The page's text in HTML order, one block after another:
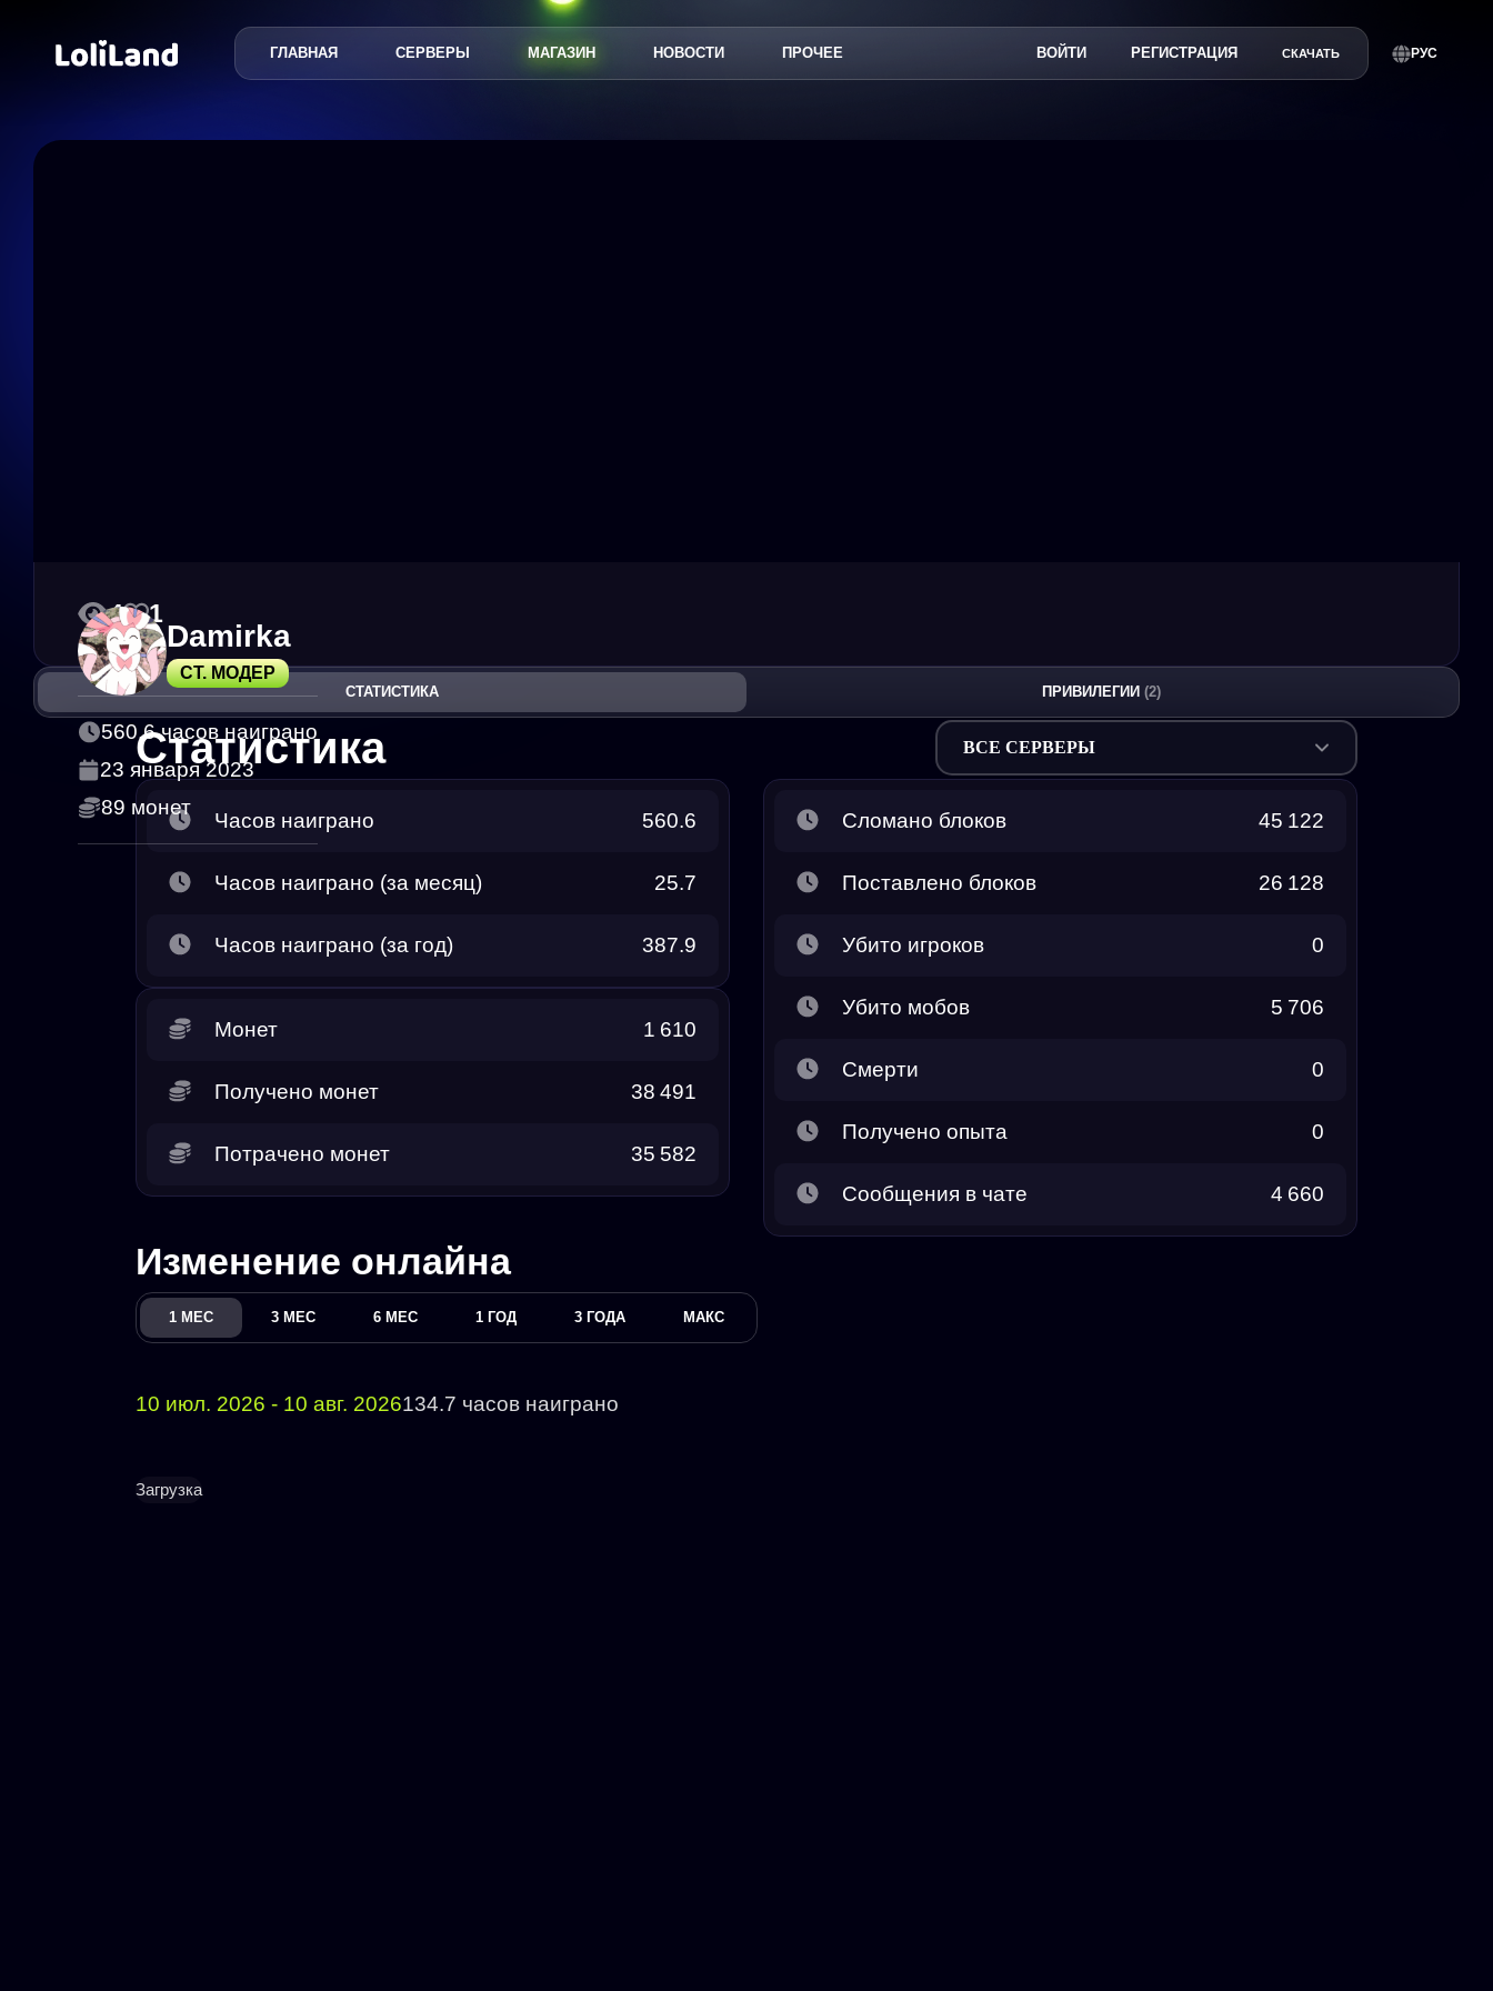
ГЛАВНАЯ СЕРВЕРЫ МАГАЗИН НОВОСТИ ПРОЧЕЕ ВОЙТИ РЕГИСТРАЦИЯ СКАЧАТЬ РУС
СТ. МОДЕР
Damirka
560.6 часов наиграно
23 января 2023
89 монет
4 1
СТАТИСТИКА ПРИВИЛЕГИИ (2)
Статистика ВСЕ СЕРВЕРЫ
Часов наиграно 560.6
Часов наиграно (за месяц) 25.7
Часов наиграно (за год) 387.9
Монет 1 610
Получено монет 38 491
Потрачено монет 35 582
Сломано блоков 45 122
Поставлено блоков 26 128
Убито игроков 0
Убито мобов 5 706
Смерти 0
Получено опыта 0
Сообщения в чате 4 660
Изменение онлайна
1 МЕС 3 МЕС 6 МЕС 1 ГОД 3 ГОДА МАКС
10 июл. 2026 - 10 авг. 2026134.7 часов наиграно
Загрузка